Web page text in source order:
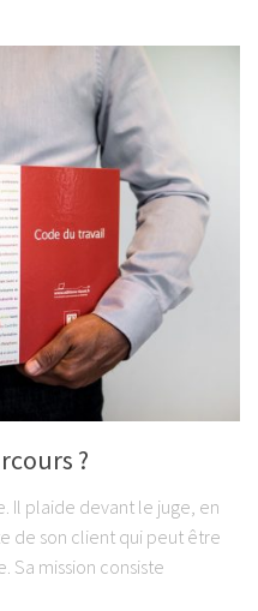
?
Il plaide devant le juge, en
de son client qui peut être
Sa mission consiste